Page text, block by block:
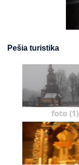
Pešia turistika
foto (1)